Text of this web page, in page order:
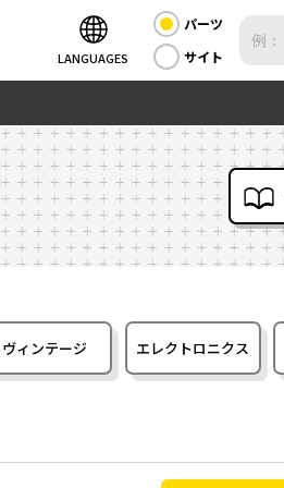
LANGUAGES
パーツ
サイト
ヴィンテージ エレクトロニクス